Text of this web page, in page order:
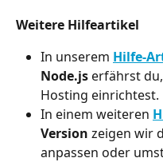
Weitere Hilfeartikel
In unserem Hilfe-
Node.js erfährst
Hosting einrichtest.
In einem weiteren
Version zeigen wir
anpassen oder